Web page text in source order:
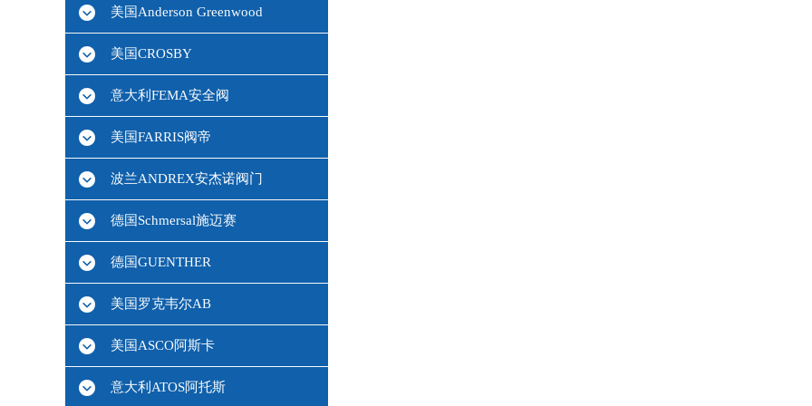
美国Anderson Greenwood
美国CROSBY
意大利FEMA安全阀
美国FARRIS阀帝
波兰ANDREX安杰诺阀门
德国Schmersal施迈赛
德国GUENTHER
美国罗克韦尔AB
美国ASCO阿斯卡
意大利ATOS阿托斯